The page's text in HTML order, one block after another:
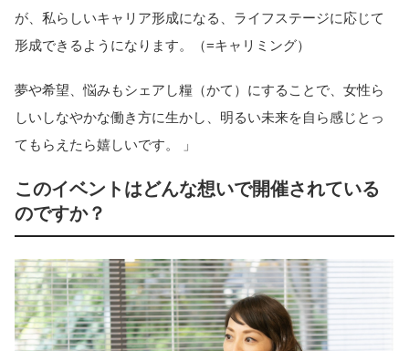
が、私らしいキャリア形成になる、ライフステージに応じて
形成できるようになります。（=キャリミング）
夢や希望、悩みもシェアし糧（かて）にすることで、女性ら
しいしなやかな働き方に生かし、明るい未来を自ら感じとっ
てもらえたら嬉しいです。 」
このイベントはどんな想いで開催されている
のですか？